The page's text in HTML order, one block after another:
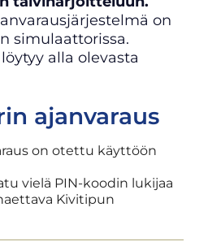
on
simulaattorissa.
alla olevasta
ajanvaraus
on otettu käyttöön
vielä PIN-koodin lukijaa
Kivitipun